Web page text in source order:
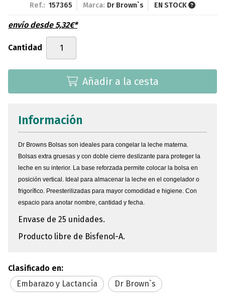
Ref.: 157365 Marca: Dr Brown`s EN STOCK
envío desde5,32€*
Cantidad
Añadir a la cesta
Información
Dr Browns Bolsas son ideales para congelar la leche materna.
Bolsas extra gruesas y con doble cierre deslizante para proteger la
leche en su interior. La base reforzada permite colocar la bolsa en
posición vertical. Ideal para almacenar la leche en el congelador o
frigorífico. Preesterilizadas para mayor comodidad e higiene. Con
espacio para anotar nombre, cantidad y fecha.
Envase de 25 unidades.
Producto libre de Bisfenol-A.
Clasificado en:
Embarazo y Lactancia
Dr Brown`s